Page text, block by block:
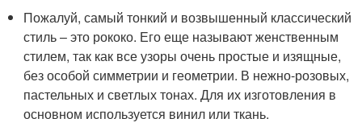
Пожалуй, самый тонкий и возвышенный классический
стиль – это рококо. Его еще называют женственным
стилем, так как все узоры очень простые и изящные,
без особой симметрии и геометрии. В нежно-розовых,
пастельных и светлых тонах. Для их изготовления в
основном используется винил или ткань.